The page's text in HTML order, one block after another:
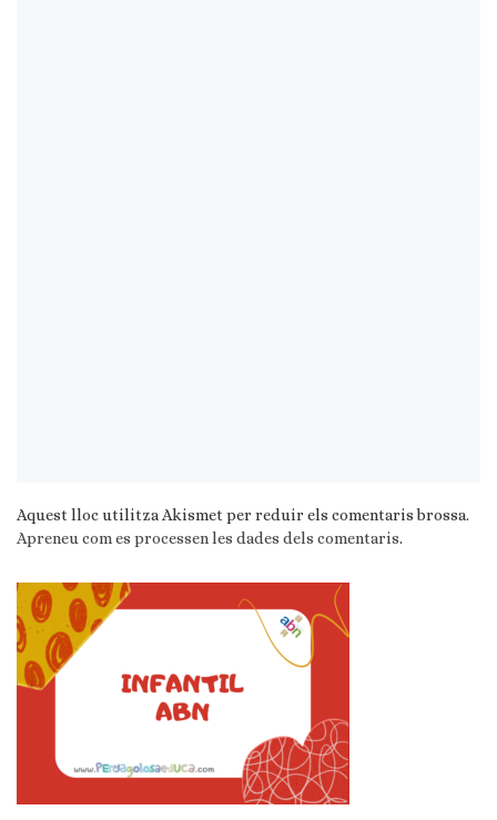
Aquest lloc utilitza Akismet per reduir els comentaris brossa.
Apreneu com es processen les dades dels comentaris.